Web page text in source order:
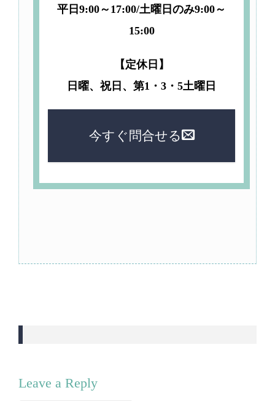
平日9:00～17:00/土曜日のみ9:00～
15:00
【定休日】
日曜、祝日、第1・3・5土曜日
今すぐ問合せる
Leave a Reply